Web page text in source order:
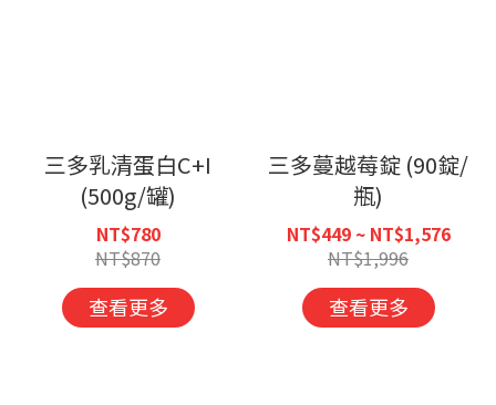
三多乳清蛋白C+I
(500g/罐)
NT$780
NT$870
查看更多
三多蔓越莓錠 (90錠/
瓶)
NT$449 ~ NT$1,576
NT$1,996
查看更多